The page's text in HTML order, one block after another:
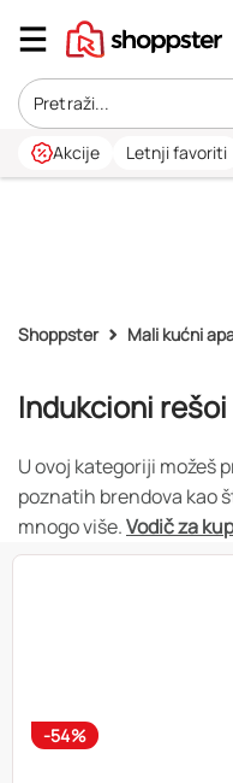
Akcije Letnji favoriti
Shoppster Mali kućni
Indukcioni rešoi
U ovoj kategoriji možeš
poznatih brendova kao
mnogo više.Vodič za
-54%